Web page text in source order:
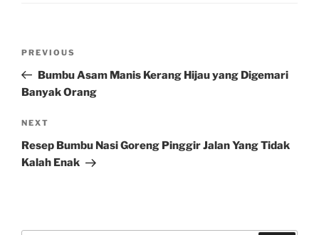
Previous
Post
PREVIOUS
Bumbu Asam Manis Kerang Hijau yang Digemari
Banyak Orang
Next
Post
NEXT
Resep Bumbu Nasi Goreng Pinggir Jalan Yang Tidak
Kalah Enak